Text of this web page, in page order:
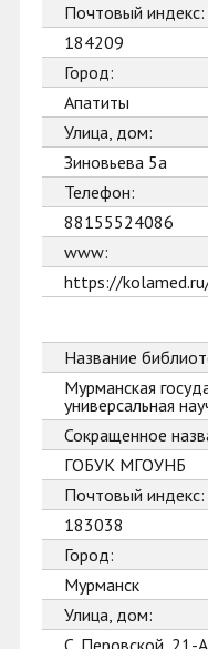
Почтовый индекс:
184209
Город:
Апатиты
Улица, дом:
Зиновьева 5а
Телефон:
88155524086
www:
https://
Название
Мурманская
универсальная
Сокращенное
ГОБУК МГОУНБ
Почтовый индекс:
183038
Город:
Мурманск
Улица, дом:
С. Перовской, 21-А